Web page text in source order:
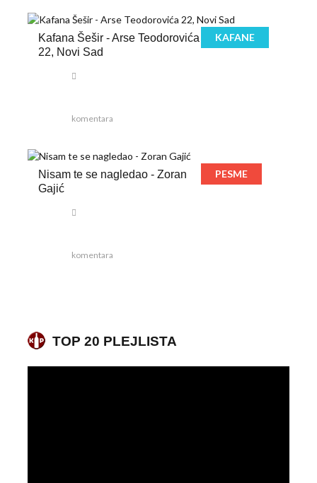
Kafana Šešir - Arse Teodorovića
22, Novi Sad
KAFANE
komentara
Nisam te se nagledao - Zoran
Gajić
PESME
komentara
TOP 20 PLEJLISTA